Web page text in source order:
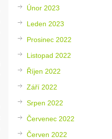
Únor 2023
Leden 2023
Prosinec 2022
Listopad 2022
Říjen 2022
Září 2022
Srpen 2022
Červenec 2022
Červen 2022